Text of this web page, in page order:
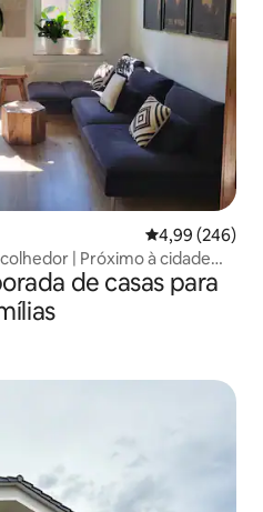
4,99 de uma
4,99 (246)
| Próximo à cidade
de casas para